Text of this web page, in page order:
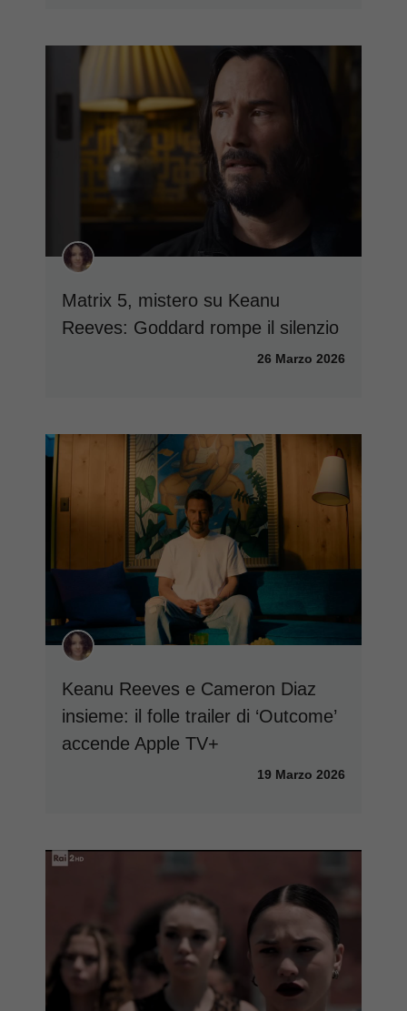
Matrix 5, mistero su Keanu
Reeves: Goddard rompe il silenzio
26 Marzo 2026
Keanu Reeves e Cameron Diaz
insieme: il folle trailer di ‘Outcome’
accende Apple TV+
19 Marzo 2026